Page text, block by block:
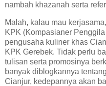
nambah khazanah serta
Malah, kalau mau
KPK (Kompasianer
pengusaha kuliner khas
KPK Gerebek. Tidak perlu
tulisan serta promosinya
banyak diblogkannya
Cianjur, kedepannya akan